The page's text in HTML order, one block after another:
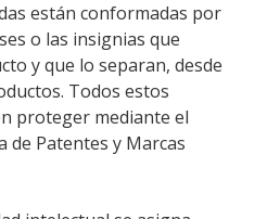
están conformadas por
o las insignias que
y que lo separan, desde
Todos estos
proteger mediante el
de Patentes y Marcas